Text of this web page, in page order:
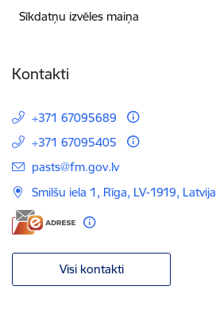
Sīkdatņu izvēles maiņa
Kontakti
+371 67095689
+371 67095405
E-pasts:
pasts@fm.gov.lv
Smilšu iela 1, Rīga, LV-1919, Latvija
Visi kontakti